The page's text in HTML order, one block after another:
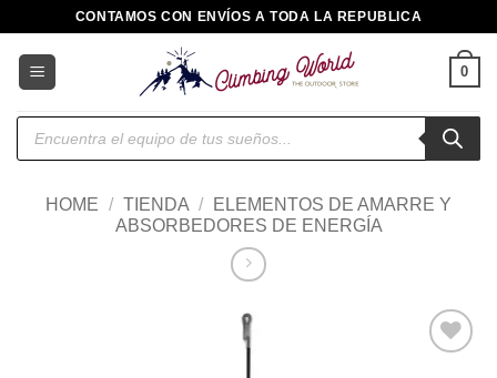
contenido
CONTAMOS CON ENVÍOS A TODA LA REPUBLICA
0
Búsqueda
HOME / TIENDA /
ELEMENTOS DE AMARRE Y
ABSORBEDORES DE ENERGÍA